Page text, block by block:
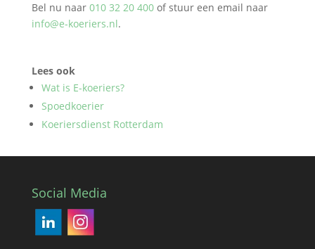
Bel nu naar 010 32 20 400of stuur een email naar
info@e-koeriers.nl.
Lees ook
Wat is E-koeriers?
Spoedkoerier
Koeriersdienst Rotterdam
Social Media